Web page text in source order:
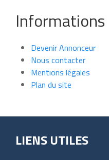
Informations
Devenir Annonceur
Nous contacter
Mentions légales
Plan du site
LIENS UTILES